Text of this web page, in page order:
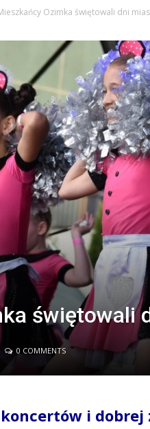
Ozimka świętowali dni
świętowali
0 COMMENTS
koncertów i dobrej